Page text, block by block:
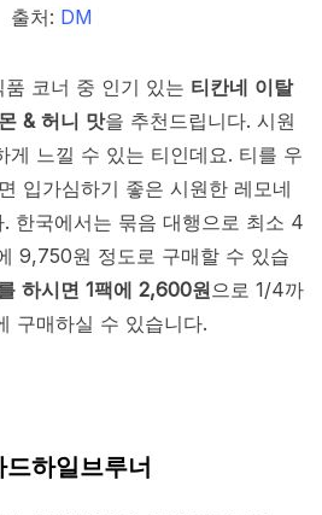
출처: DM
코너 중 인기 있는 티칸네 이탈
& 허니 맛을 추천드립니다. 시원
게 느낄 수 있는 티인데요. 티를 우
입가심하기 좋은 시원한 레모네
한국에서는 묶음 대행으로 최소 4
9,750원 정도로 구매할 수 있습
하시면 1팩에 2,600원으로 1/4까
구매하실 수 있습니다.
드하일브루너